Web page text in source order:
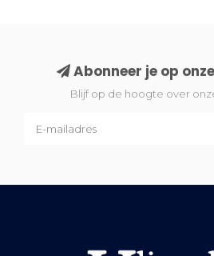
Abonneer je op
Blijf op de hoogte over